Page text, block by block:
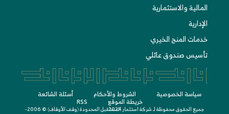
المالية والاستثمارية
الإدارية
خدمات المنح الخيري
تأسيس صندوق عائلي
سياسة الخصوصية الشروط واﻷحكام أسئلة الشائعة
خريطة الموقع RSS
جميع الحقوق محفوظة لـشركة استثمار المستقبل المحدودة 〈وقف الأوقاف〉 © 2006-2024